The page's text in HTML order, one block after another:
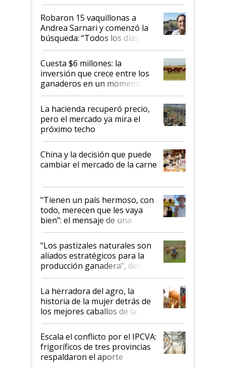
cómo llegaron allí
Robaron 15 vaquillonas a
Andrea Sarnari y comenzó la
búsqueda: “Todos los días le
toca a algún productor”
Cuesta $6 millones: la
inversión que crece entre los
ganaderos en un momento
histórico para la actividad
La hacienda recuperó precio,
pero el mercado ya mira el
próximo techo
China y la decisión que puede
cambiar el mercado de la carne
"Tienen un país hermoso, con
todo, merecen que les vaya
bien": el mensaje de una
ganadera uruguaya sobre las
oportunidades que se abren
para el agro en Argentina, con
foco en la carne
"Los pastizales naturales son
aliados estratégicos para la
producción ganadera", destaca
la iniciativa que ya reúne a 46
establecimientos en Argentina
La herradora del agro, la
historia de la mujer detrás de
los mejores caballos de la
Argentina y los mitos que
todavía hacen sufrir a estos
animales: "Mientras me
descalificaban, yo seguí
haciendo currículum"
Escala el conflicto por el IPCVA:
frigoríficos de tres provincias
respaldaron el aporte